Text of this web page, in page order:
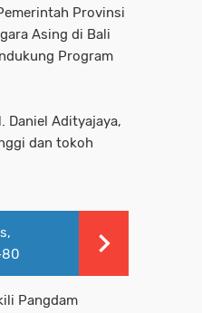
Provinsi
Asing di Bali
Program
Daniel Adityajaya,
dan tokoh
80
Pangdam